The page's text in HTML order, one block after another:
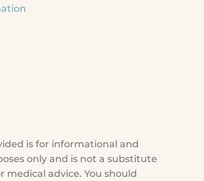
is for informational and
only and is not a substitute
medical advice. You should